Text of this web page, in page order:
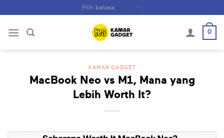
content
0
KAMAR GADGET
MacBook Neo vs M1, Mana yang
Lebih Worth It?